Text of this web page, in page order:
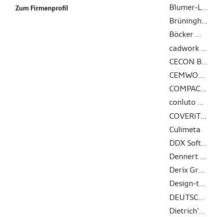
Zum Firmenprofil
Blumer-Lehmann AG
Brüninghoff Holz GmbH & Co. KG
Böcker Maschinenwerke GmbH
cadwork informatik AG
CECON Buildings GmbH
CEMWOOD GmbH
COMPACFOAM GmbH
conluto Vielfalt aus Lehm
COVERiT Flachdachabdichtungstechnik GmbH
Culimeta
DDX Software Solutions
Dennert Baustoffwelt GmbH & Co. KG
Derix Gruppe
Design-to-Production GmbH
DEUTSCHE ROCKWOOL GmbH & Co. KG
Dietrich's Datenverarbeitungsgesellschaft für Handel und Produktion AG